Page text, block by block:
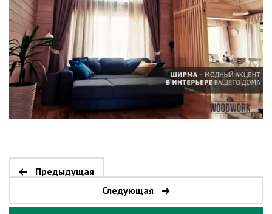
Предыдущая
Следующая